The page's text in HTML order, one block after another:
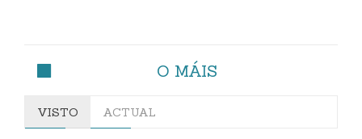
O MÁIS
VISTO ACTUAL